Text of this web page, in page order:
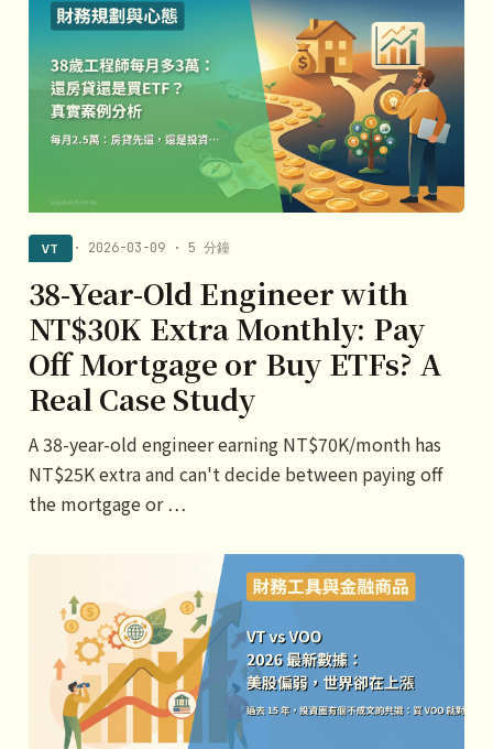
VT · 2026-03-09 · 5 分鐘
38-Year-Old Engineer with
NT$30K Extra Monthly: Pay
Off Mortgage or Buy ETFs? A
Real Case Study
A 38-year-old engineer earning NT$70K/month has
NT$25K extra and can't decide between paying off
the mortgage or …